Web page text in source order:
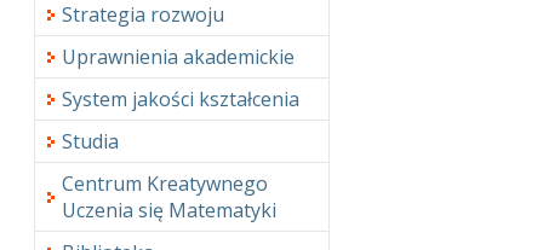
Strategia rozwoju
Uprawnienia akademickie
System jakości kształcenia
Studia
Centrum Kreatywnego
Uczenia się Matematyki